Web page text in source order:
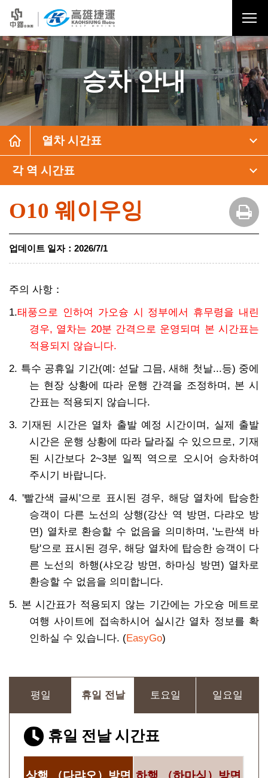
승차 안내
열차 시간표
각 역 시간표
O10 웨이우잉
업데이트 일자： 2026/7/1
주의 사항 ：
1.태풍으로 인하여 가오슝 시 정부에서 휴무령을 내린
경우, 열차는 20분 간격으로 운영되며 본 시간표는
적용되지 않습니다.
2. 특수 공휴일 기간(예: 섣달 그믐, 새해 첫날...등) 중에
는 현장 상황에 따라 운행 간격을 조정하며, 본 시
간표는 적용되지 않습니다.
3. 기재된 시간은 열차 출발 예정 시간이며, 실제 출발
시간은 운행 상황에 따라 달라질 수 있으므로, 기재
된 시간보다 2~3분 일찍 역으로 오시어 승차하여
주시기 바랍니다.
4. '빨간색 글씨'으로 표시된 경우, 해당 열차에 탑승한
승객이 다른 노선의 상행(강산 역 방면, 다랴오 방
면) 열차로 환승할 수 없음을 의미하며, '노란색 바
탕'으로 표시된 경우, 해당 열차에 탑승한 승객이 다
른 노선의 하행(샤오강 방면, 하마싱 방면) 열차로
환승할 수 없음을 의미합니다.
5. 본 시간표가 적용되지 않는 기간에는 가오슝 메트로
여행 사이트에 접속하시어 실시간 열차 정보를 확
인하실 수 있습니다. (EasyGo)
평일 휴일 전날 토요일 일요일
휴일 전날 시간표
상행 （다랴오）방면 하행 （하마싱）방면